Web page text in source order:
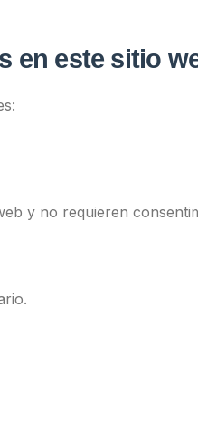
en este sitio
y no requieren